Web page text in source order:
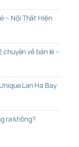
– Nội Thất Hiện
chuyên về bán lẻ –
Lan Ha Bay
ra không?